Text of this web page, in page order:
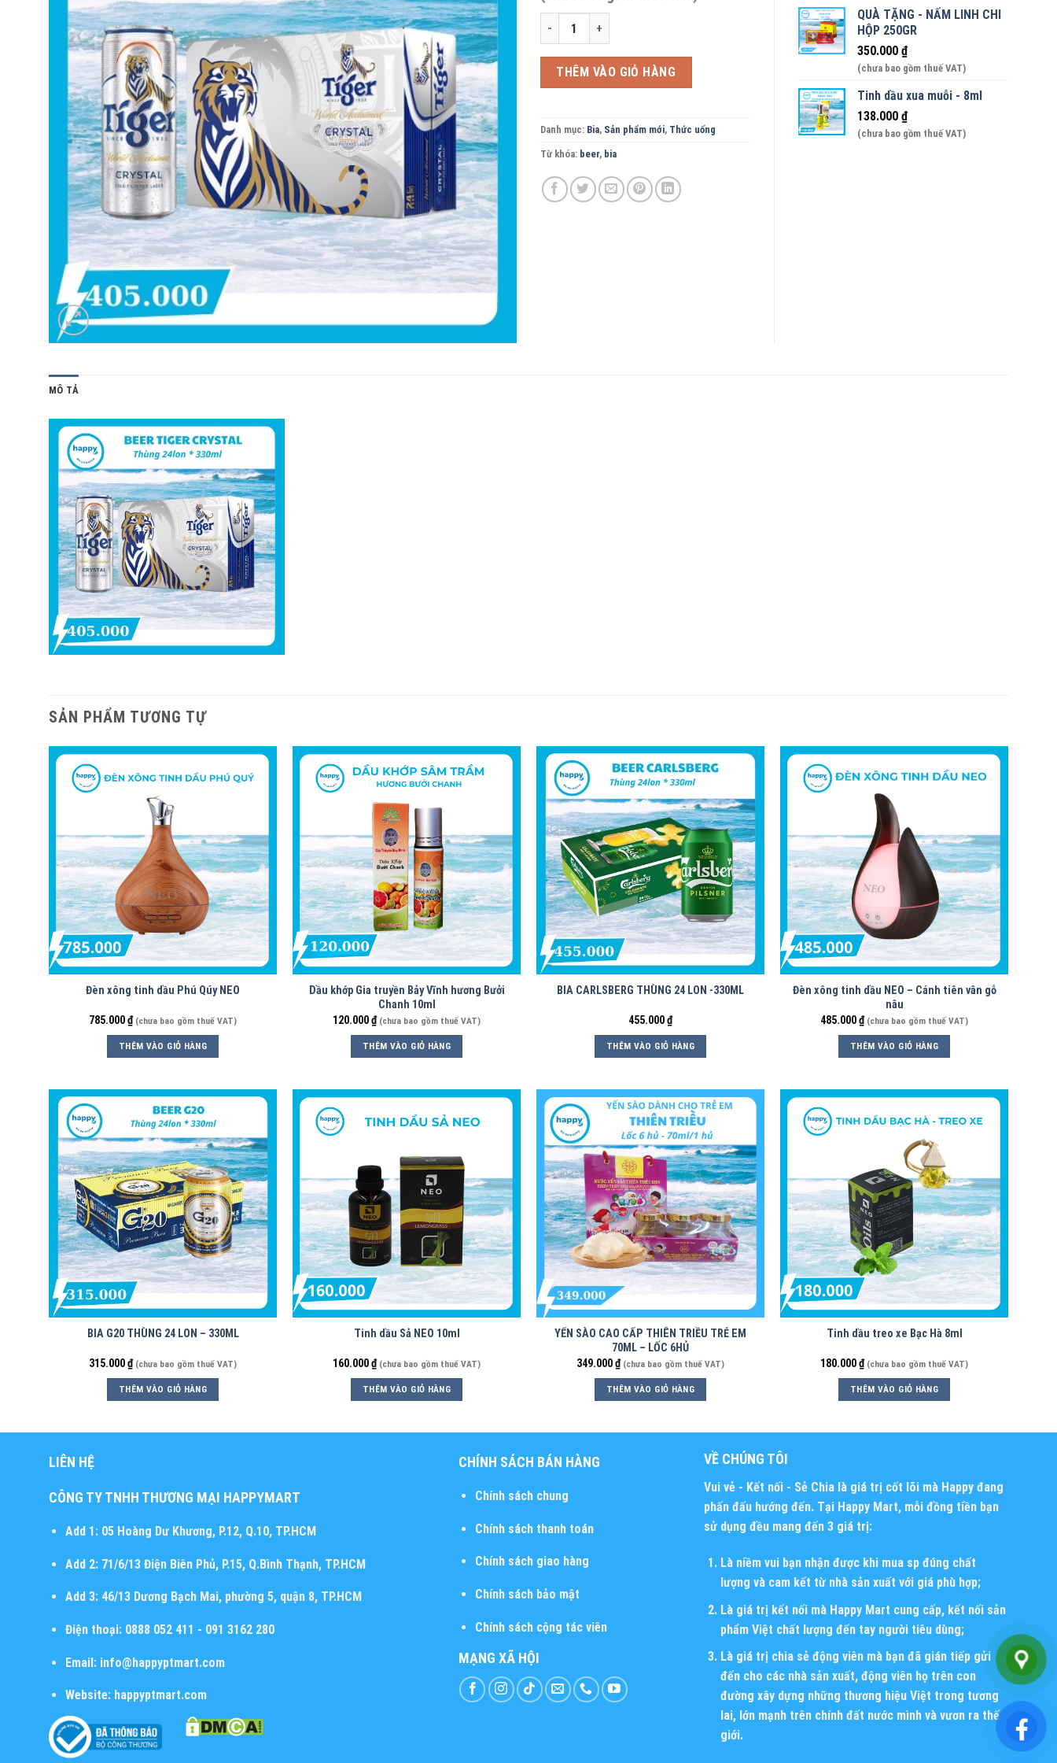
Bia Tiger Crystal - thùng 24lon * 330ml số lượng
THÊM VÀO GIỎ HÀNG
Danh mục: Bia, Sản phẩm mới, Thức uống
Từ khóa: beer, bia
QUÀ TẶNG - NẤM LINH CHI
HỘP 250GR
350.000 ₫
(chưa bao gồm thuế VAT)
Tinh dầu xua muỗi - 8ml
138.000 ₫
(chưa bao gồm thuế VAT)
MÔ TẢ
SẢN PHẨM TƯƠNG TỰ
Đèn xông tinh dầu Phú Qúy NEO
785.000₫ (chưa bao gồm thuế VAT)
THÊM VÀO GIỎ HÀNG
Dầu khớp Gia truyền Bảy Vĩnh hương Bưởi
Chanh 10ml
120.000₫ (chưa bao gồm thuế VAT)
THÊM VÀO GIỎ HÀNG
BIA CARLSBERG THÙNG 24 LON -330ML
455.000₫
THÊM VÀO GIỎ HÀNG
Đèn xông tinh dầu NEO – Cánh tiên vân gỗ
nâu
485.000₫ (chưa bao gồm thuế VAT)
THÊM VÀO GIỎ HÀNG
BIA G20 THÙNG 24 LON – 330ML
315.000₫ (chưa bao gồm thuế VAT)
THÊM VÀO GIỎ HÀNG
Tinh dầu Sả NEO 10ml
160.000₫ (chưa bao gồm thuế VAT)
THÊM VÀO GIỎ HÀNG
YẾN SÀO CAO CẤP THIÊN TRIỀU TRẺ EM
70ML – LỐC 6HỦ
349.000₫ (chưa bao gồm thuế VAT)
THÊM VÀO GIỎ HÀNG
Tinh dầu treo xe Bạc Hà 8ml
180.000₫ (chưa bao gồm thuế VAT)
THÊM VÀO GIỎ HÀNG
LIÊN HỆ
CÔNG TY TNHH THƯƠNG MẠI HAPPYMART
Add 1:05 Hoàng Dư Khương, P.12, Q.10, TP.HCM
Add 2:71/6/13 Điện Biên Phủ, P.15, Q.Bình Thạnh, TP.HCM
Add 3:46/13 Dương Bạch Mai, phường 5, quận 8, TP.HCM
Điện thoại:0888 052 411 - 091 3162 280
Email:info@happyptmart.com
Website: happyptmart.com
CHÍNH SÁCH BÁN HÀNG
Chính sách chung
Chính sách thanh toán
Chính sách giao hàng
Chính sách bảo mật
Chính sách cộng tác viên
MẠNG XÃ HỘI
VỀ CHÚNG TÔI
Vui vẻ - Kết nối - Sẻ Chia là giá trị cốt lõi mà Happy đang
phấn đấu hướng đến. Tại Happy Mart, mỗi đồng tiền bạn
sử dụng đều mang đến 3 giá trị:
Là niềm vui bạn nhận được khi mua sp đúng chất
lượng và cam kết từ nhà sản xuất với giá phù hợp;
Là giá trị kết nối mà Happy Mart cung cấp, kết nối sản
phẩm Việt chất lượng đến tay người tiêu dùng;
Là giá trị chia sẻ động viên mà bạn đã gián tiếp gửi
đến cho các nhà sản xuất, động viên họ trên con
đường xây dựng những thương hiệu Việt trong tương
lai, lớn mạnh trên chính đất nước mình và vươn ra thế
giới.